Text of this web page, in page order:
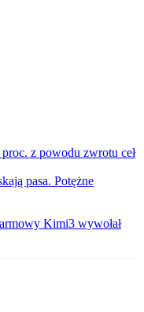
z powodu zwrotu ceł
pasa. Potężne
Kimi3 wywołał